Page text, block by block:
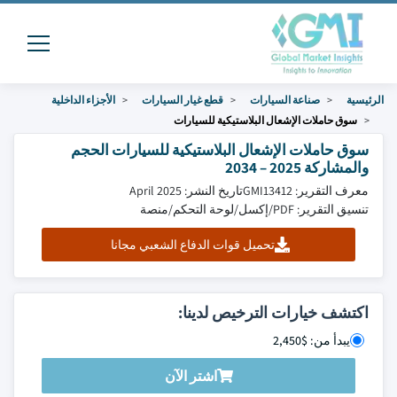
الرئيسية صناعة السيارات قطع غيار السيارات
الأجزاء الداخلية
سوق حاملات الإشعال البلاستيكية للسيارات
سوق حاملات الإشعال البلاستيكية للسيارات الحجم
والمشاركة 2025 – 2034
معرف التقرير: GMI13412
تاريخ النشر: April 2025
تنسيق التقرير: PDF/إكسل/لوحة التحكم/منصة
تحميل قوات الدفاع الشعبي مجانا
اكتشف خيارات الترخيص لدينا:
يبدأ من: $2,450
اشتر الآن